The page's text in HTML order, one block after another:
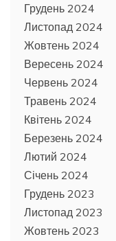
Грудень 2024
Листопад 2024
Жовтень 2024
Вересень 2024
Червень 2024
Травень 2024
Квітень 2024
Березень 2024
Лютий 2024
Січень 2024
Грудень 2023
Листопад 2023
Жовтень 2023